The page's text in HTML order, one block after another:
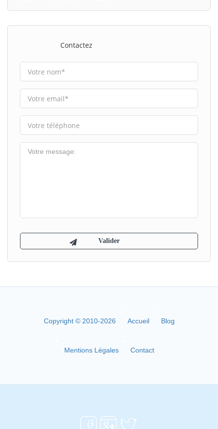
Contactez
Copyright © 2010-2026 Accueil Blog
Mentions Légales Contact